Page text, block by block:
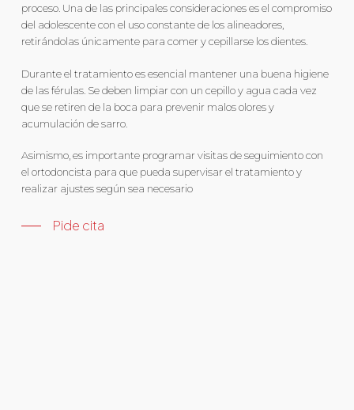
proceso. Una de las principales consideraciones es el compromiso
del adolescente con el uso constante de los alineadores,
retirándolas únicamente para comer y cepillarse los dientes.
Durante el tratamiento es esencial mantener una buena higiene
de las férulas. Se deben limpiar con un cepillo y agua cada vez
que se retiren de la boca para prevenir malos olores y
acumulación de sarro.
Asimismo, es importante programar visitas de seguimiento con
el ortodoncista para que pueda supervisar el tratamiento y
realizar ajustes según sea necesario
Pide cita